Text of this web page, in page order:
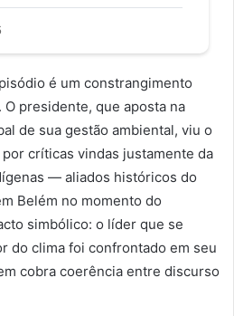
é um constrangimento
presidente, que aposta na
de sua gestão ambiental, viu o
críticas vindas justamente da
— aliados históricos do
Belém no momento do
simbólico: o líder que se
do clima foi confrontado em seu
cobra coerência entre discurso